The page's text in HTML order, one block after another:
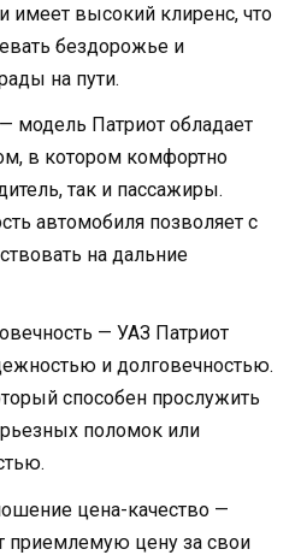
высокий клиренс, что
бездорожье и
на пути.
модель Патриот обладает
в котором комфортно
так и пассажиры.
автомобиля позволяет с
на дальние
— УАЗ Патриот
и долговечностью.
способен прослужить
поломок или
цена-качество —
приемлемую цену за свои